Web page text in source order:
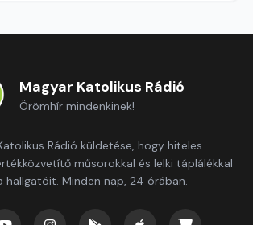
Magyar Katolikus Rádió
Örömhír mindenkinek!
Rádió küldetése, hogy hiteles
műsorokkal és lelki táplálékkal
hallgatóit. Minden nap, 24 órában.